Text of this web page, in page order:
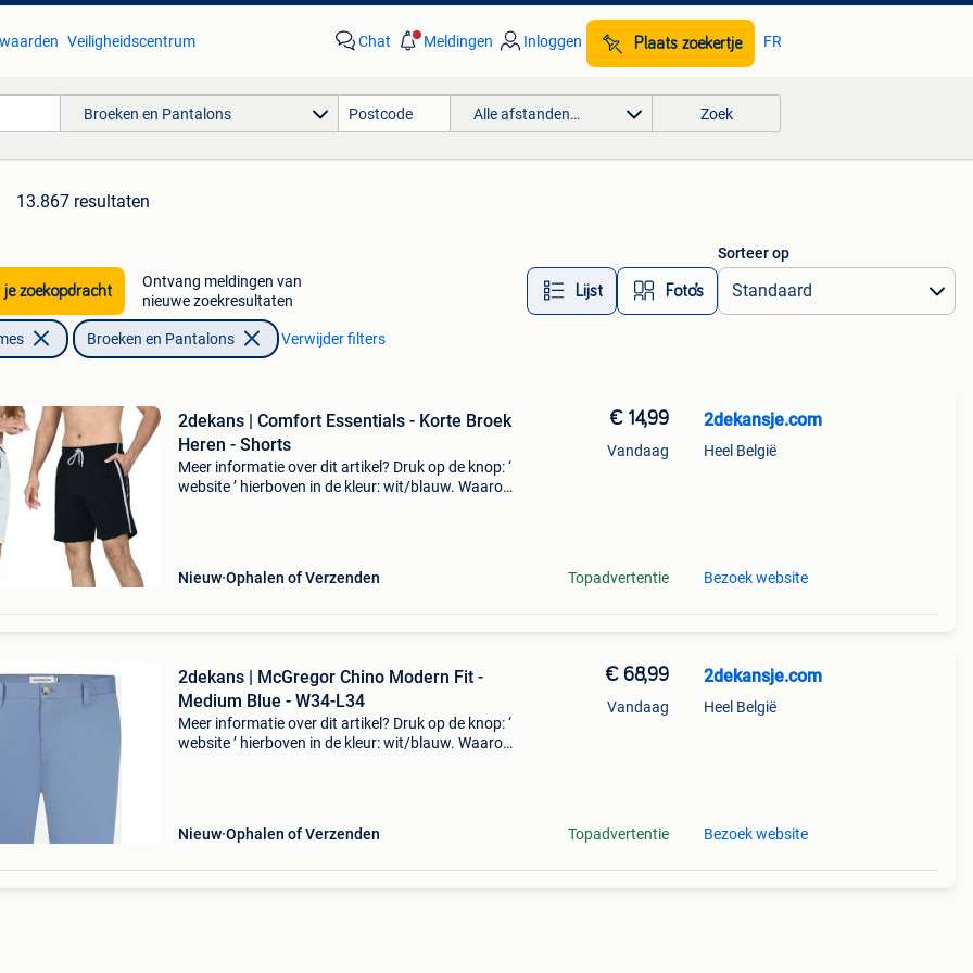
Veiligheidscentrum Chat Meldingen Inloggen Plaats zoekertje FR
Broeken en Pantalons Alle afstanden… Zoek
13.867 resultaten
je zoekopdracht
Ontvang meldingen van
nieuwe zoekresultaten
Lijst Foto’s
Sorteer op
Broeken en Pantalons Verwijder filters
2dekans | Comfort Essentials - Korte Broek
Heren - Shorts
Meer informatie over dit artikel? Druk op de knop: ‘
website ’ hierboven in de kleur: wit/blauw. Waarom
Nieuw Ophalen of Verzenden
€ 14,99
Vandaag
Topadvertentie
2dekansje.com
Heel België
Bezoek website
2dekans | McGregor Chino Modern Fit -
Medium Blue - W34-L34
Meer informatie over dit artikel? Druk op de knop: ‘
website ’ hierboven in de kleur: wit/blauw. Waarom
Nieuw Ophalen of Verzenden
€ 68,99
Vandaag
Topadvertentie
2dekansje.com
Heel België
Bezoek website